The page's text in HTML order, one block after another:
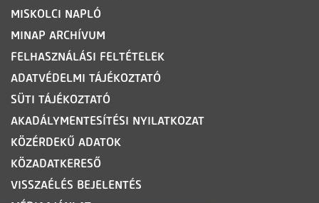
MISKOLCI NAPLÓ
MINAP ARCHÍVUM
FELHASZNÁLÁSI FELTÉTELEK
ADATVÉDELMI TÁJÉKOZTATÓ
SÜTI TÁJÉKOZTATÓ
AKADÁLYMENTESÍTÉSI NYILATKOZAT
KÖZÉRDEKŰ ADATOK
KÖZADATKERESŐ
VISSZAÉLÉS BEJELENTÉS